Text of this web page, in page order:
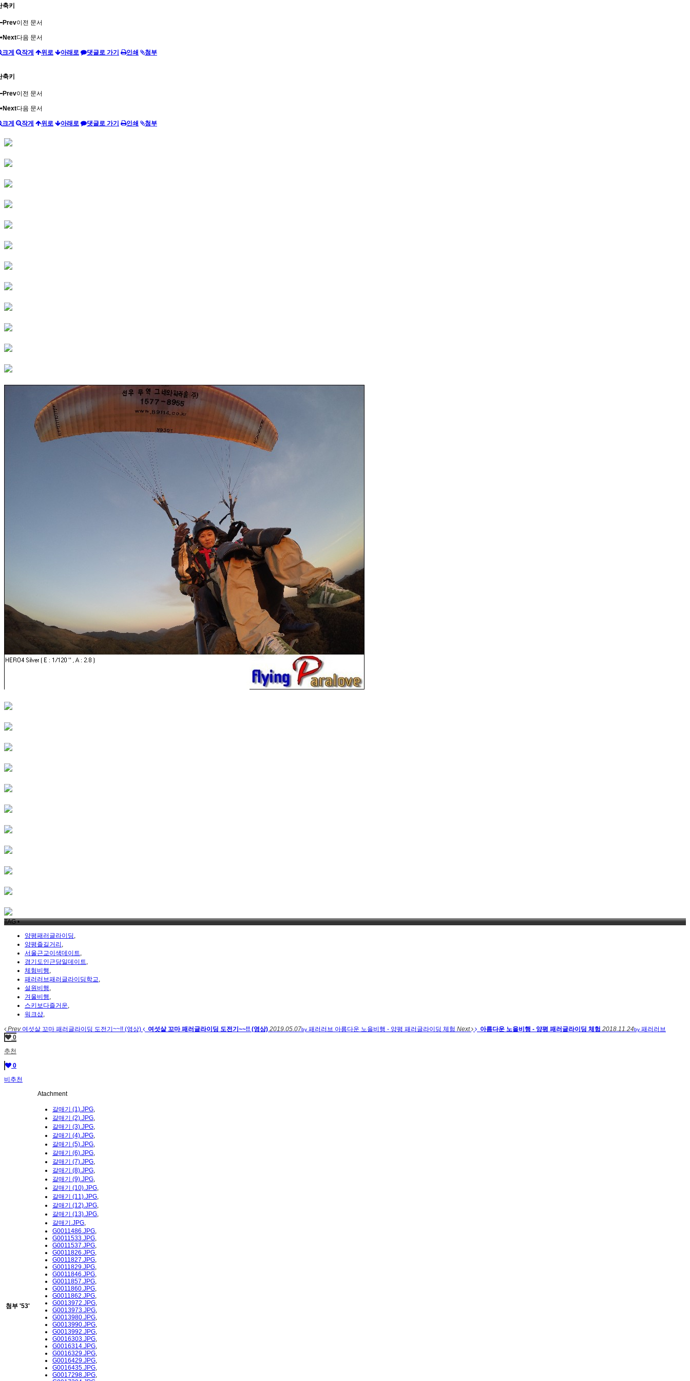
축키
Prev이전 문서
Next다음 문서
크게 작게 위로 아래로 댓글로 가기 인쇄 첨부
축키
Prev이전 문서
Next다음 문서
크게 작게 위로 아래로 댓글로 가기 인쇄 첨부
TAG •
양평패러글라이딩,
양평즐길거리 ,
서울근교이색데이트,
경기도인근당일데이트,
체험비행,
패러러브패러글라이딩학교,
설원비행,
겨울비행,
스키보다즐거운,
워크샵,
Prev여섯살 꼬마 패러글라이딩 도전기~~!! (영상) 여섯살 꼬마 패러글라이딩 도전기~~!! (영상) 2019.05.07by 패러러브 아름다운 노을비행 - 양평 패러글라이딩 체험 Next 아름다운 노을비행 - 양평 패러글라이딩 체험 2018.11.24by 패러러브
0
추천
0
비추천
Atachment
첨부 '53'
갈매기 (1).JPG,
갈매기 (2).JPG,
갈매기 (3).JPG,
갈매기 (4).JPG,
갈매기 (5).JPG,
갈매기 (6).JPG,
갈매기 (7).JPG,
갈매기 (8).JPG,
갈매기 (9).JPG,
갈매기 (10).JPG,
갈매기 (11).JPG,
갈매기 (12).JPG,
갈매기 (13).JPG,
갈매기.JPG,
G0011486.JPG,
G0011533.JPG,
G0011537.JPG,
G0011826.JPG,
G0011827.JPG,
G0011829.JPG,
G0011846.JPG,
G0011857.JPG,
G0011860.JPG,
G0011862.JPG,
G0013972.JPG,
G0013973.JPG,
G0013980.JPG,
G0013990.JPG,
G0013992.JPG,
G0016303.JPG,
G0016314.JPG,
G0016329.JPG,
G0016429.JPG,
G0016435.JPG,
G0017298.JPG,